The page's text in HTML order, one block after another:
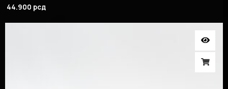
44.900 рсд